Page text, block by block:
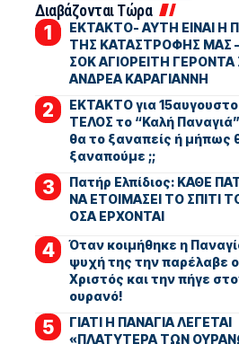
Διαβάζονται Τώρα
ΕΚΤΑΚΤΟ- ΑΥΤΗ ΕΙΝΑΙ Η
ΤΗΣ ΚΑΤΑΣΤΡΟΦΗΣ ΜΑΣ –
ΣΟΚ ΑΓΙΟΡΕΙΤΗ
ΑΝΔΡΕΑ ΚΑΡΑΓΙΑΝΝΗ
ΕΚΤΑΚΤΟ για
ΤΕΛΟΣ το “Καλή
θα το ξαναπείς ή μήπως
ξαναπούμε ;;
Πατήρ Ελπίδιος: ΚΑΘΕ
ΝΑ ΕΤΟΙΜΑΣΕΙ ΤΟ ΣΠΙΤΙ
ΟΣΑ ΕΡΧΟΝΤΑΙ
Όταν κοιμήθηκε η
ψυχή της την παρέλαβε ο
Χριστός και την πήγε
ουρανό!
ΓΙΑΤΙ Η ΠΑΝΑΓΙΑ ΛΕΓΕΤΑΙ
«ΠΛΑΤΥΤΕΡΑ ΤΩΝ